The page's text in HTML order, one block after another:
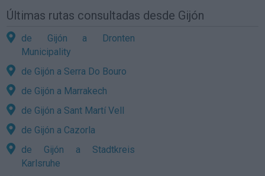
Últimas rutas consultadas desde Gijón
de Gijón a Dronten
Municipality
de Gijón a Serra Do Bouro
de Gijón a Marrakech
de Gijón a Sant Martí Vell
de Gijón a Cazorla
de Gijón a Stadtkreis
Karlsruhe